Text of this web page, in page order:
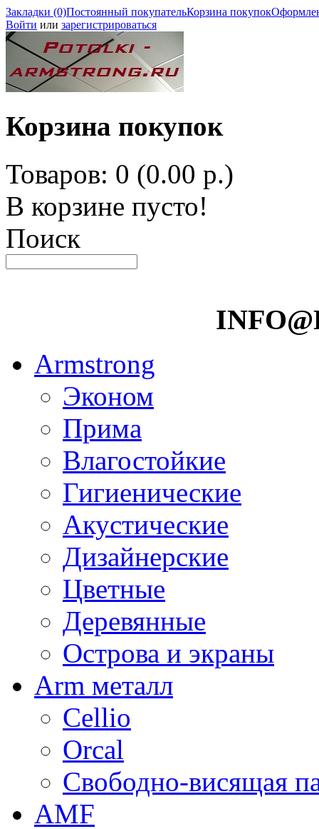
Закладки (0)Постоянный покупательКорзина покупок
Войти или зарегистрироваться
Корзина покупок
Товаров: 0 (0.00 р.)
В корзине пусто!
Поиск
Armstrong
Эконом
Прима
Влагостойкие
Гигиенические
Акустические
Дизайнерские
Цветные
Деревянные
Острова и экраны
Arm металл
Cellio
Orcal
Свободно-висящая
AMF